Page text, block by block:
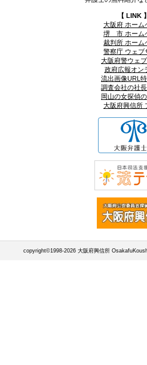
【 LINK 】
大阪府 ホーム
堺 市 ホーム
裁判所 ホーム
警察庁 ウェブ
大阪府警ウェ
政府広報オン
流出画像URL
調査会社の社
岡山の女探偵
大阪府興信所
copyright©1998-2026 大阪府興信所